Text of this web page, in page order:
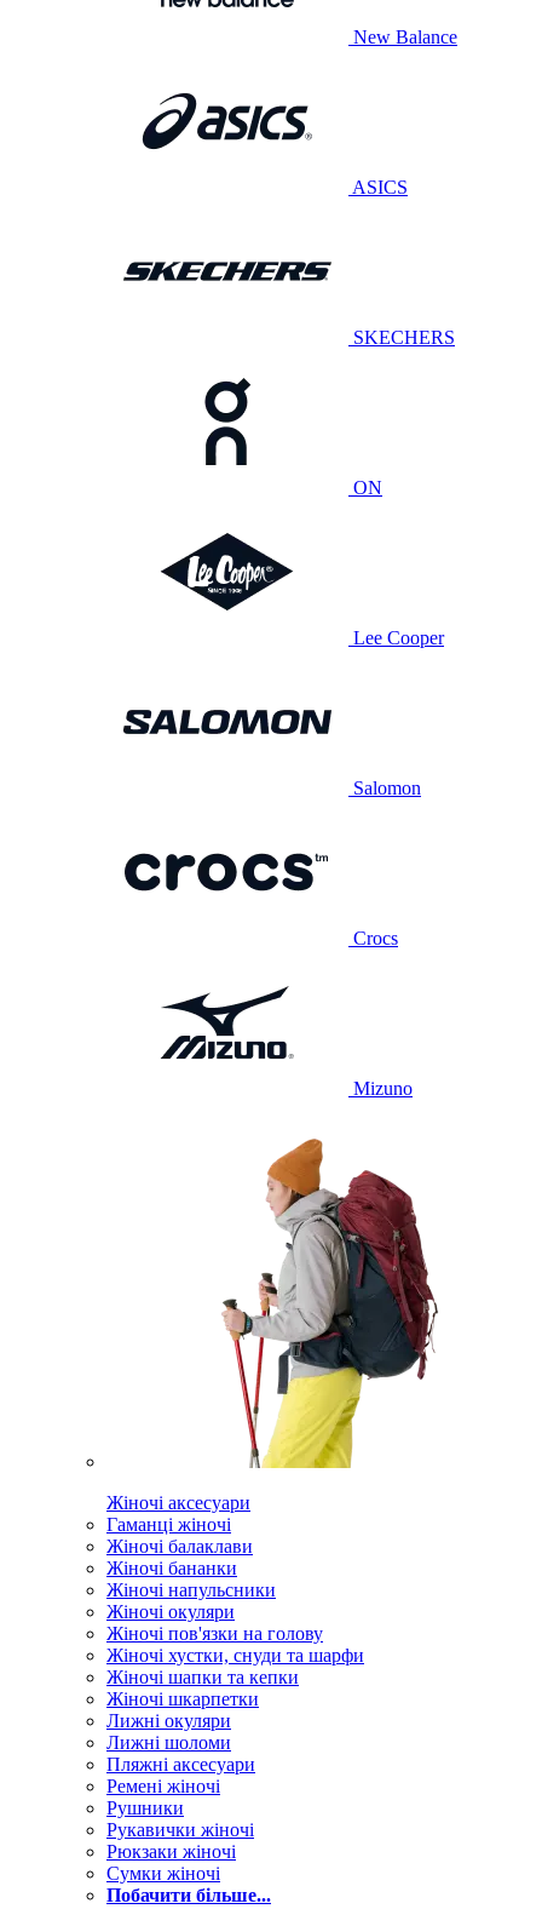
New Balance
ASICS
SKECHERS
ON
Lee Cooper
Salomon
Crocs
Mizuno
Жіночі аксесуари
Гаманці жіночі
Жіночі балаклави
Жіночі бананки
Жіночі напульсники
Жіночі окуляри
Жіночі пов'язки на голову
Жіночі хустки, снуди та шарфи
Жіночі шапки та кепки
Жіночі шкарпетки
Лижні окуляри
Лижні шоломи
Пляжні аксесуари
Ремені жіночі
Рушники
Рукавички жіночі
Рюкзаки жіночі
Сумки жіночі
Побачити більше...